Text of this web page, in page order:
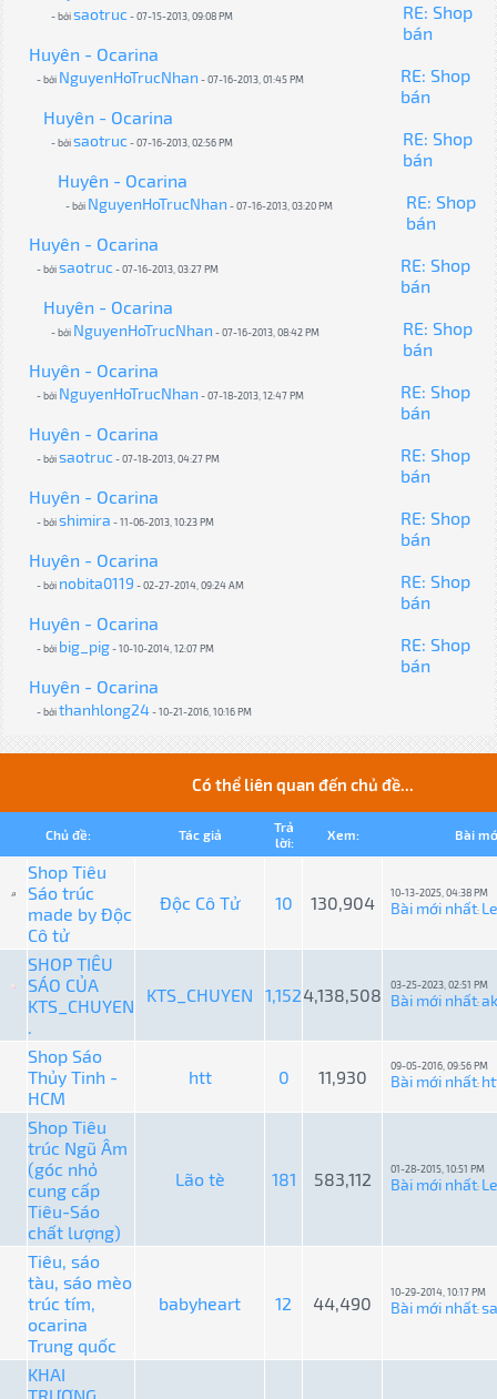
- bởisaotruc- 07-15-2013, 09:08 PM
RE: Shop
bán
Huyên - Ocarina
- bởi NguyenHoTrucNhan - 07-16-2013, 01:45 PM
RE: Shop
bán
Huyên - Ocarina
- bởisaotruc- 07-16-2013, 02:56 PM
RE: Shop
bán
Huyên - Ocarina
- bởi NguyenHoTrucNhan - 07-16-2013, 03:20 PM
RE: Shop
bán
Huyên - Ocarina
- bởisaotruc- 07-16-2013, 03:27 PM
RE: Shop
bán
Huyên - Ocarina
- bởi NguyenHoTrucNhan - 07-16-2013, 08:42 PM
RE: Shop
bán
Huyên - Ocarina
- bởi NguyenHoTrucNhan - 07-18-2013, 12:47 PM
RE: Shop
bán
Huyên - Ocarina
- bởisaotruc- 07-18-2013, 04:27 PM
RE: Shop
bán
Huyên - Ocarina
- bởishimira - 11-06-2013, 10:23 PM
RE: Shop
bán
Huyên - Ocarina
- bởi nobita0119 - 02-27-2014, 09:24 AM
RE: Shop
bán
Huyên - Ocarina
- bởi big_pig- 10-10-2014, 12:07 PM
RE: Shop
bán
Huyên - Ocarina
- bởithanhlong24- 10-21-2016, 10:16 PM
Có thể liên quan đến chủ đề...
Chủ đề: Tác giả
Trả
lời:
Xem: Bài
Shop Tiêu
Sáo trúc
made by Độc
Cô tử
Độc Cô Tử 10 130,904 10-13-2025, 04:38 PM
Bài mới nhất:
SHOP TIÊU
SÁO CỦA
KTS_CHUYEN
.
KTS_CHUYEN 1,1524,138,508 03-25-2023, 02:51 PM
Bài mới nhất:
Shop Sáo
Thủy Tinh -
HCM
htt 0 11,930
09-05-2016, 09:56 PM
Bài mới nhất:
Shop Tiêu
trúc Ngũ Âm
(góc nhỏ
cung cấp
Tiêu-Sáo
chất lượng)
Lão tè 181 583,112 01-28-2015, 10:51 PM
Bài mới nhất:
Tiêu, sáo
tàu, sáo mèo
trúc tím,
ocarina
Trung quốc
babyheart 12 44,490
10-29-2014, 10:17 PM
Bài mới nhất:
KHAI